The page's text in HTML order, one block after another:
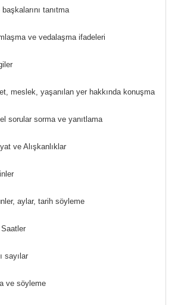
tanıtma
ve vedalaşma ifadeleri
meslek, yaşanılan yer hakkında konuşma
sorular sorma ve yanıtlama
ve Alışkanlıklar
aylar, tarih söyleme
sayılar
ve söyleme